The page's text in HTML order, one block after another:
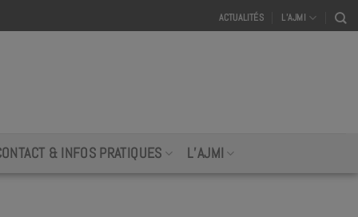
ACTUALITÉS L’AJMI
& INFOS PRATIQUES L’AJMI